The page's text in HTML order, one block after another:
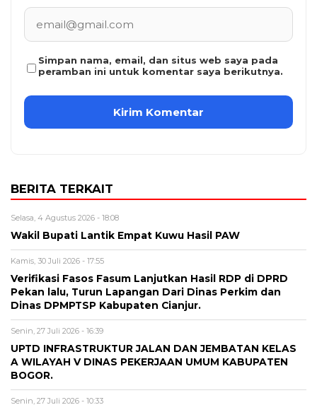
Simpan nama, email, dan situs web saya pada
peramban ini untuk komentar saya berikutnya.
BERITA TERKAIT
Selasa, 4 Agustus 2026 - 18:08
Wakil Bupati Lantik Empat Kuwu Hasil PAW
Kamis, 30 Juli 2026 - 17:55
Verifikasi Fasos Fasum Lanjutkan Hasil RDP di DPRD
Pekan lalu, Turun Lapangan Dari Dinas Perkim dan
Dinas DPMPTSP Kabupaten Cianjur.
Senin, 27 Juli 2026 - 16:39
UPTD INFRASTRUKTUR JALAN DAN JEMBATAN KELAS
A WILAYAH V DINAS PEKERJAAN UMUM KABUPATEN
BOGOR.
Senin, 27 Juli 2026 - 10:33